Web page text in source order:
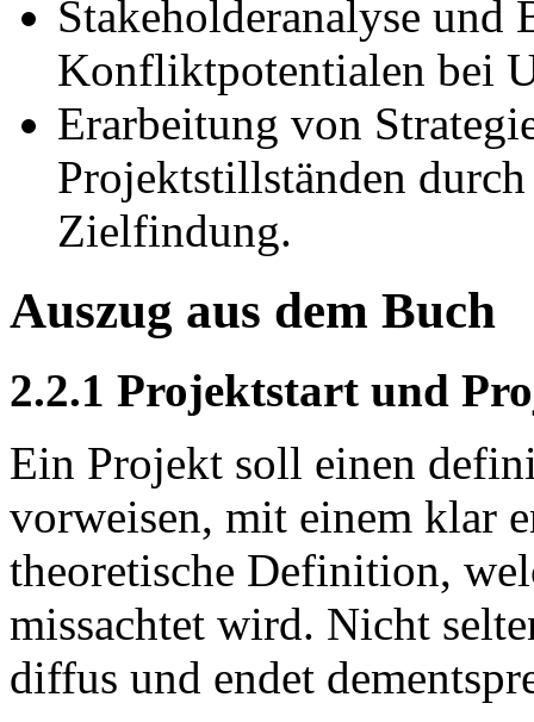
Stakeholderanalyse und
Konfliktpotentialen bei
Erarbeitung von
Projektstillständen
Zielfindung.
Auszug aus dem Buch
2.2.1 Projektstart und
Ein Projekt soll einen
vorweisen, mit einem klar
theoretische Definition,
missachtet wird. Nicht
diffus und endet